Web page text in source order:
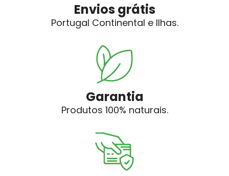
Envios grátis
Portugal Continental e Ilhas.
Garantia
Produtos 100% naturais.